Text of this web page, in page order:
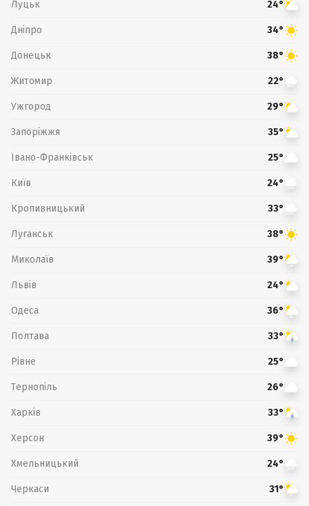
Луцьк 24°
Дніпро 34°
Донецьк 38°
Житомир 22°
Ужгород 29°
Запоріжжя 35°
Івано-Франківськ 25°
Київ 24°
Кропивницький 33°
Луганськ 38°
Миколаїв 39°
Львів 24°
Одеса 36°
Полтава 33°
Рівне 25°
Тернопіль 26°
Харків 33°
Херсон 39°
Хмельницький 24°
Черкаси 31°